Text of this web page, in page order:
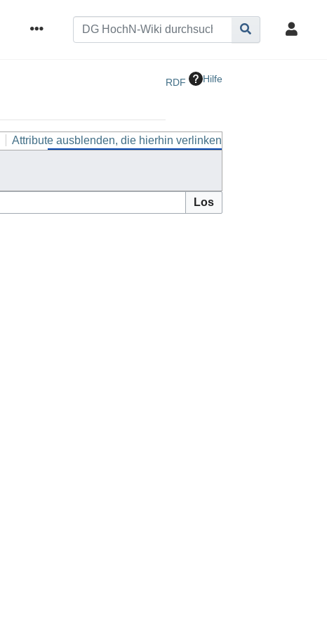
RDF Hilfe
Attribute ausblenden, die hierhin verlinken